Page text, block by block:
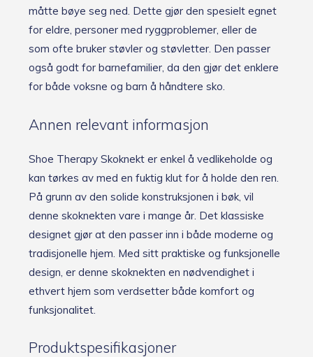
måtte bøye seg ned. Dette gjør den spesielt egnet
for eldre, personer med ryggproblemer, eller de
som ofte bruker støvler og støvletter. Den passer
også godt for barnefamilier, da den gjør det enklere
for både voksne og barn å håndtere sko.
Annen relevant informasjon
Shoe Therapy Skoknekt er enkel å vedlikeholde og
kan tørkes av med en fuktig klut for å holde den ren.
På grunn av den solide konstruksjonen i bøk, vil
denne skoknekten vare i mange år. Det klassiske
designet gjør at den passer inn i både moderne og
tradisjonelle hjem. Med sitt praktiske og funksjonelle
design, er denne skoknekten en nødvendighet i
ethvert hjem som verdsetter både komfort og
funksjonalitet.
Produktspesifikasjoner